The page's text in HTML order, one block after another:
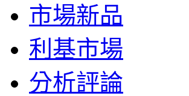
市場新品
利基市場
分析評論